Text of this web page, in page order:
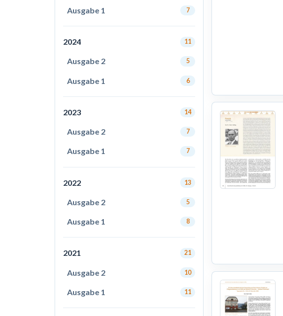
Ausgabe 1 7
2024 11
Ausgabe 2 5
Ausgabe 1 6
2023 14
Ausgabe 2 7
Ausgabe 1 7
2022 13
Ausgabe 2 5
Ausgabe 1 8
2021 21
Ausgabe 2 10
Ausgabe 1 11